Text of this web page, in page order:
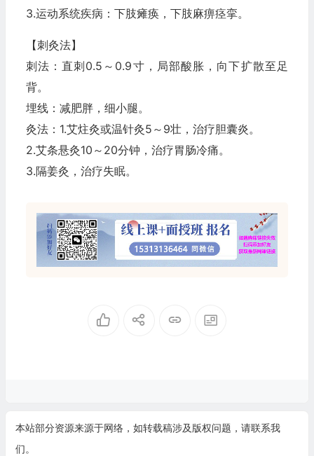
3.运动系统疾病：下肢瘫痪，下肢麻痹痉挛。
【刺灸法】
刺法：直刺0.5～0.9寸，局部酸胀，向下扩散至足
背。
埋线：减肥胖，细小腿。
灸法：1.艾炷灸或温针灸5～9壮，治疗胆囊炎。
2.艾条悬灸10～20分钟，治疗胃肠冷痛。
3.隔姜灸，治疗失眠。
本站部分资源来源于网络，如转载稿涉及版权问题，请联系我
们。